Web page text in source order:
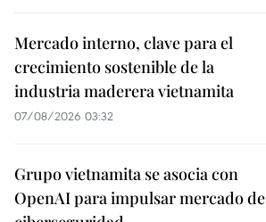
Mercado interno, clave para el
crecimiento sostenible de la
industria maderera vietnamita
07/08/2026 03:32
Grupo vietnamita se asocia con
OpenAI para impulsar mercado de